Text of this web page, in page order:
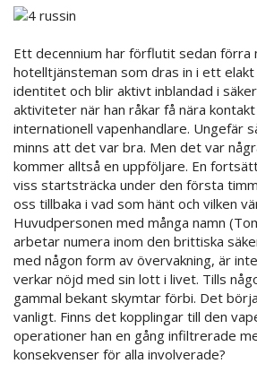
Ett decennium har förflutit sedan förra
hotelltjänsteman som dras in i ett
identitet och blir aktivt inblandad i
aktiviteter när han råkar få nära
internationell vapenhandlare. Ungefär
minns att det var bra. Men det var
kommer alltså en uppföljare. En
viss startsträcka under den första
oss tillbaka i vad som hänt och vilken
Huvudpersonen med många namn
arbetar numera inom den brittiska
med någon form av övervakning, är
verkar nöjd med sin lott i livet. Tills
gammal bekant skymtar förbi. Det
vanligt. Finns det kopplingar till den
operationer han en gång infiltrerade
konsekvenser för alla involverade?